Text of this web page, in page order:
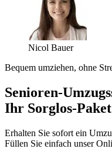
Nicol Bauer
Bequem umziehen, ohne
Senioren-
Ihr Sorglos-Paket
Erhalten Sie sofort ein
Füllen Sie einfach unser